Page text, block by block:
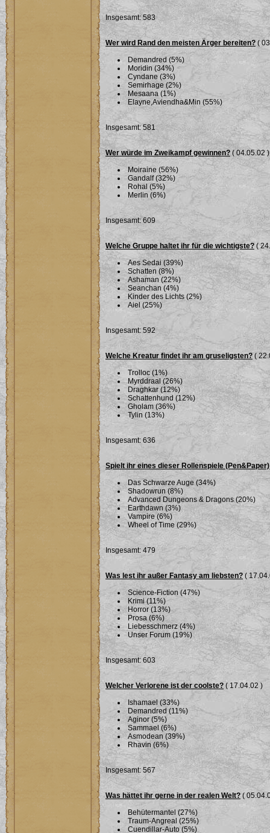
Insgesamt: 583
Wer wird Rand den meisten Ärger bereiten? (
Demandred (5%)
Moridin (34%)
Cyndane (3%)
Semirhage (2%)
Mesaana (1%)
Elayne,Aviendha&Min (55%)
Insgesamt: 581
Wer würde im Zweikampf gewinnen? ( 04.05.02 )
Moiraine (56%)
Gandalf (32%)
Rohal (5%)
Merlin (6%)
Insgesamt: 609
Welche Gruppe haltet ihr für die wichtigste? (
Aes Sedai (39%)
Schatten (8%)
Ashaman (22%)
Seanchan (4%)
Kinder des Lichts (2%)
Aiel (25%)
Insgesamt: 592
Welche Kreatur findet ihr am gruseligsten?(
Trolloc (1%)
Myrddraal (26%)
Draghkar (12%)
Schattenhund (12%)
Gholam (36%)
Tylin (13%)
Insgesamt: 636
Spielt ihr eines dieser Rollenspiele
Das Schwarze Auge (34%)
Shadowrun (8%)
Advanced Dungeons & Dragons (20%)
Earthdawn (3%)
Vampire (6%)
Wheel of Time (29%)
Insgesamt: 479
Was lest ihr außer Fantasy am liebsten? (
Science-Fiction (47%)
Krimi (11%)
Horror (13%)
Prosa (6%)
Liebesschmerz (4%)
Unser Forum (19%)
Insgesamt: 603
Welcher Verlorene ist der coolste? ( 17.04.02 )
Ishamael (33%)
Demandred (11%)
Aginor (5%)
Sammael (6%)
Asmodean (39%)
Rhavin (6%)
Insgesamt: 567
Was hättet ihr gerne in der realen Welt? (
Behütermantel (27%)
Traum-Angreal (25%)
Cuendillar-Auto (5%)